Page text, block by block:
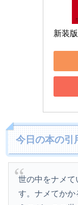
新装
今日の本の引
世の中をナメて
す。ナメてか